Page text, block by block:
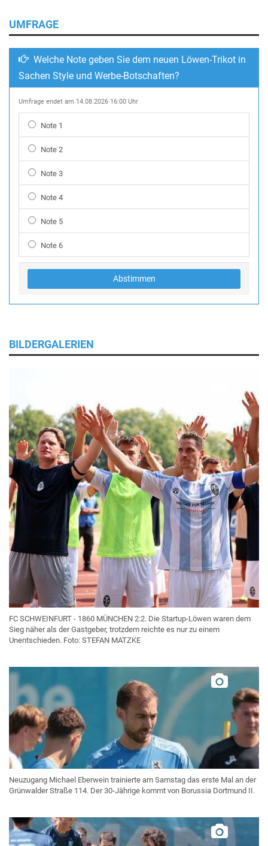
UMFRAGE
Welche Note geben Sie dem neuen Löwen-Trikot in
Sachen Style und Werbe-Botschaften?
Umfrage endet am 14.08.2026 16:00 Uhr
Note 1
Note 2
Note 3
Note 4
Note 5
Note 6
Abstimmen
BILDERGALERIEN
FC SCHWEINFURT - 1860 MÜNCHEN 2:2. Die Startup-Löwen waren dem
Sieg näher als der Gastgeber, trotzdem reichte es nur zu einem
Unentschieden. Foto: STEFAN MATZKE
Neuzugang Michael Eberwein trainierte am Samstag das erste Mal an der
Grünwalder Straße 114. Der 30-Jährige kommt von Borussia Dortmund II.